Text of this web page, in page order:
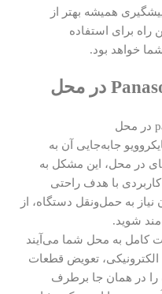
همیشه بهتر از
برای استفاده
خواهد بود.
جابه‌جایی آن به
در محل، این مشکل به
با هدف راحتی
به حمل‌ونقل دستگاه، از
شوید.
کامل به محل شما می‌آیند
تعویض قطعات
را در همان جا برطرف